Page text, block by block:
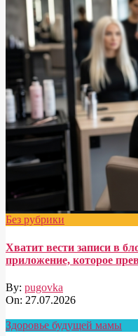
Без рубрики
Хватит вести записи в
приложение, которое
By: pugovka
On: 27.07.2026
Здоровье будущей мамы